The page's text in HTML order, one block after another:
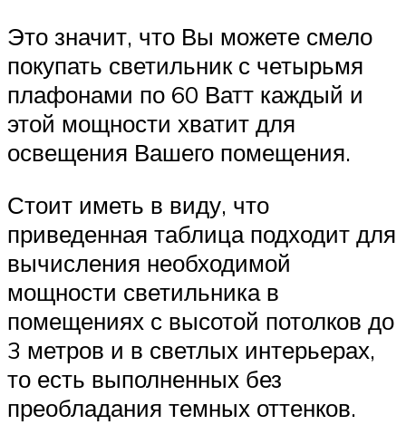
Это значит, что Вы можете смело
покупать светильник с четырьмя
плафонами по 60 Ватт каждый и
этой мощности хватит для
освещения Вашего помещения.
Стоит иметь в виду, что
приведенная таблица подходит для
вычисления необходимой
мощности светильника в
помещениях с высотой потолков до
3 метров и в светлых интерьерах,
то есть выполненных без
преобладания темных оттенков.